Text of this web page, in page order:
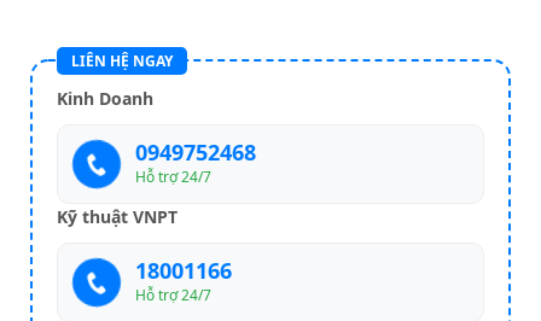
LIÊN HỆ NGAY
Kinh Doanh
0949752468
Hỗ trợ 24/7
Kỹ thuật VNPT
18001166
Hỗ trợ 24/7